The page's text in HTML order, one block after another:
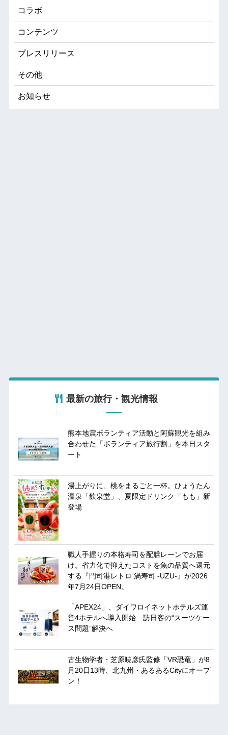
コラボ
コンテンツ
プレスリリース
その他
お知らせ
最新の旅行・観光情報
熊本地震ボランティア活動と阿蘇観光を組み
合わせた「ボランティア旅行割」を本日スタ
ート
湯上がりに、桃をまるごと一杯。ひょうたん
温泉「飲泉堂」、夏限定ドリンク「もも」新
登場
職人手握りの本格寿司を配膳レーンでお届
け。省力化で抑えたコストを魚の品質へ還元
する『門司港レトロ 渦寿司 -UZU-』が2026
年7月24日OPEN。
「APEX24」、ダイワロイネットホテルズ運
営4ホテルへ導入開始 訪日客の“スーツケー
ス問題”解決へ
古生物学者・芝原暁彦氏監修「VR恐竜」が8
月20日13時、北九州・あるあるCityにオープ
ン！